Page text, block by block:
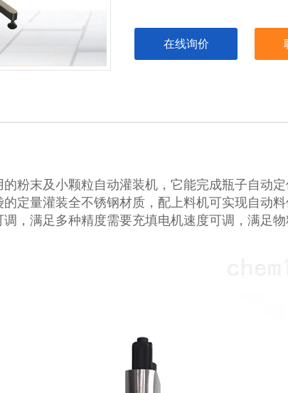
在线询价
的粉末及小颗粒自动灌装机，它能完成瓶子自动
定量灌装全不锈钢材质，配上料机可实现自动
，满足多种精度需要充填电机速度可调，满足物